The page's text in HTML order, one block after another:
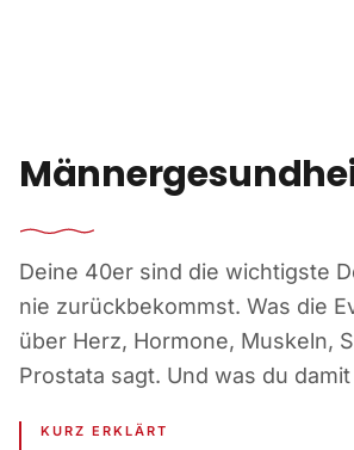
Deine 40er sind die wichtigste
nie zurückbekommst. Was die
über Herz, Hormone, Muskeln,
Prostata sagt. Und was du
KURZ ERKLÄRT